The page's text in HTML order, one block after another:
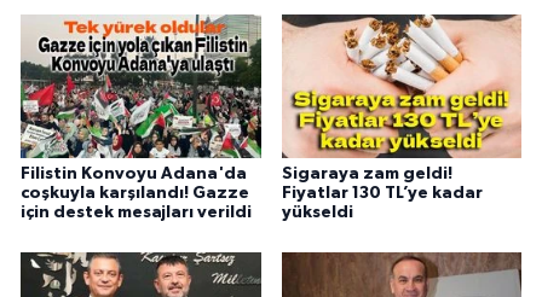
Filistin Konvoyu Adana'da
coşkuyla karşılandı! Gazze
için destek mesajları verildi
Sigaraya zam geldi!
Fiyatlar 130 TL’ye kadar
yükseldi